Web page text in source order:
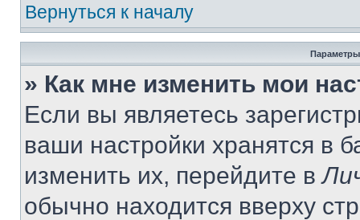
Вернуться к началу
Параметры
» Как мне изменить мои
Если вы являетесь
ваши настройки хранятся в
изменить их, перейдите в
обычно находится вверху